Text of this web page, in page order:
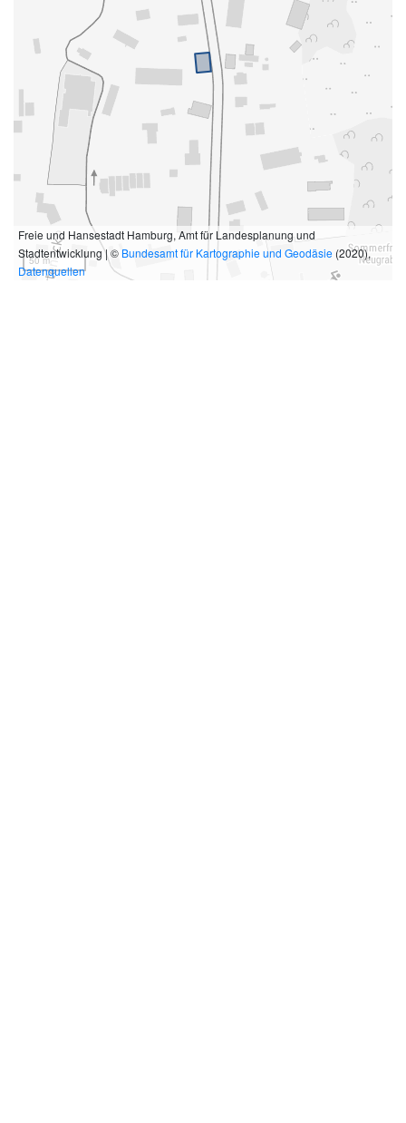
50 m
Freie und Hansestadt Hamburg, Amt für Landesplanung und
Stadtentwicklung | © Bundesamt für Kartographie und Geodäsie (2020),
Datenquellen